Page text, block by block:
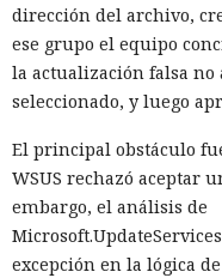
dirección del archivo,
ese grupo el equipo
la actualización falsa no
seleccionado, y luego
El principal obstáculo
WSUS rechazó aceptar
embargo, el análisis de
excepción en la lógica